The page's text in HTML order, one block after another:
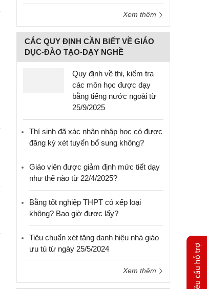
Xem thêm
CÁC QUY ĐỊNH CẦN BIẾT VỀ GIÁO
DỤC-ĐÀO TẠO-DẠY NGHỀ
Quy định về thi, kiểm tra
các môn học được dạy
bằng tiếng nước ngoài từ
25/9/2025
Thí sinh đã xác nhận nhập học có được
đăng ký xét tuyển bổ sung không?
Giáo viên được giảm định mức tiết dạy
như thế nào từ 22/4/2025?
Bằng tốt nghiệp THPT có xếp loại
không? Bao giờ được lấy?
Tiêu chuẩn xét tặng danh hiệu nhà giáo
ưu tú từ ngày 25/5/2024
Xem thêm